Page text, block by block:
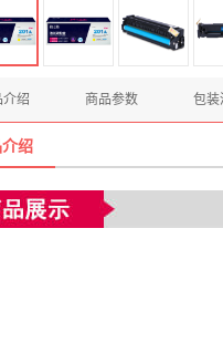
介绍 商品参数 包装
绍